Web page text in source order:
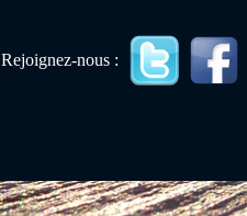
Rejoignez-nous :